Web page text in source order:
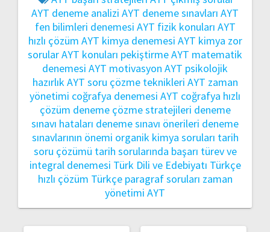
AYT deneme analizi AYT deneme sınavları AYT
fen bilimleri denemesi AYT fizik konuları AYT
hızlı çözüm AYT kimya denemesi AYT kimya zor
sorularAYT konuları pekiştirmeAYT matematik
denemesi AYT motivasyon AYT psikolojik
hazırlıkAYT soru çözme teknikleri AYT zaman
yönetimi coğrafya denemesi AYT coğrafya hızlı
çözüm deneme çözme stratejileri deneme
sınavı hataları deneme sınavı önerileri deneme
sınavlarının önemi organik kimya soruları tarih
soru çözümü tarih sorularında başarı türev ve
integral denemesi Türk Dili ve Edebiyatı Türkçe
hızlı çözüm Türkçe paragraf soruları zaman
yönetimi AYT